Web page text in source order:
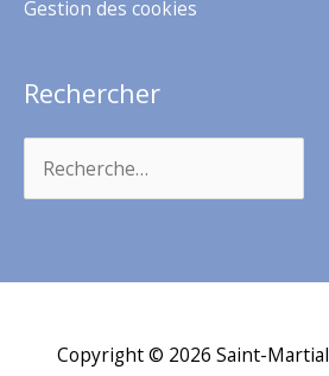
Gestion des cookies
Rechercher
Copyright © 2026 Saint-